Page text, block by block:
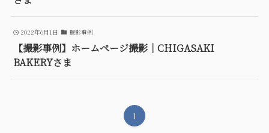
2022年6月1日 撮影事例
【撮影事例】ホームページ撮影｜CHIGASAKI
BAKERYさま
1